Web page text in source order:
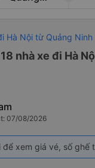
Hà Nội từ Quảng Ninh
nhà xe đi Hà
07/08/2026
để xem giá vé, số